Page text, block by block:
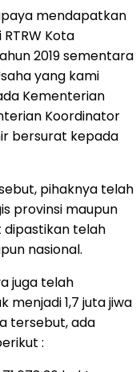
mendapatkan
Kota
2019 sementara
yang kami
Kementerian
Koordinator
bersurat kepada
pihaknya telah
provinsi maupun
dipastikan telah
nasional.
juga telah
menjadi 1,7 juta jiwa
tersebut, ada
: